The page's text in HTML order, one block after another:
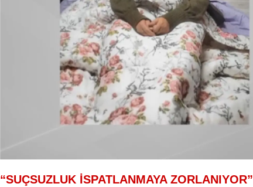
“SUÇSUZLUK İSPATLANMAYA ZORLANIYOR”